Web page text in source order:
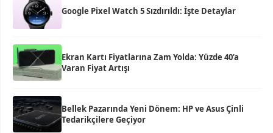
Google Pixel Watch 5 Sızdırıldı: İşte Detaylar
Ekran Kartı Fiyatlarına Zam Yolda: Yüzde 40’a
Varan Fiyat Artışı
Bellek Pazarında Yeni Dönem: HP ve Asus Çinli
Tedarikçilere Geçiyor